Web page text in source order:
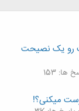
رو یک نصیحت
ها: 153
میکنی؟!